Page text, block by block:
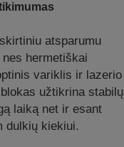
atsparumu
hermetiškai
variklis ir lazerio
užtikrina stabilų
laiką net ir esant
dulkių kiekiui.